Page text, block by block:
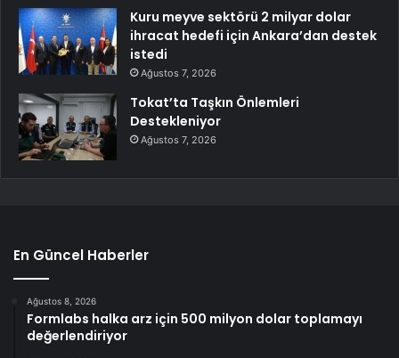
Kuru meyve sektörü 2 milyar dolar
ihracat hedefi için Ankara’dan destek
istedi
Ağustos 7, 2026
Tokat’ta Taşkın Önlemleri
Destekleniyor
Ağustos 7, 2026
En Güncel Haberler
Ağustos 8, 2026
Formlabs halka arz için 500 milyon dolar toplamayı
değerlendiriyor